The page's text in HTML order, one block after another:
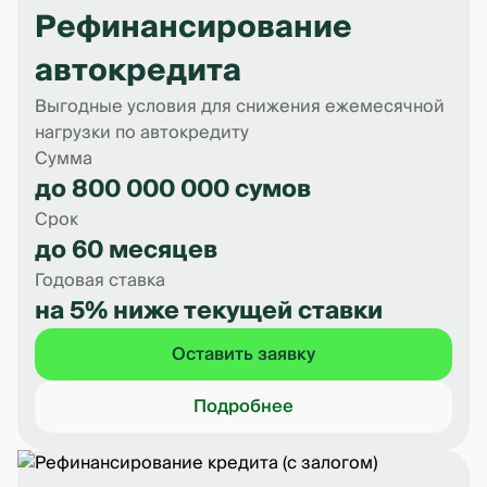
Рефинансирование
автокредита
Выгодные условия для снижения ежемесячной
нагрузки по автокредиту
Сумма
до 800 000 000 сумов
Срок
до 60 месяцев
Годовая ставка
на 5% ниже текущей ставки
Оставить заявку
Подробнее